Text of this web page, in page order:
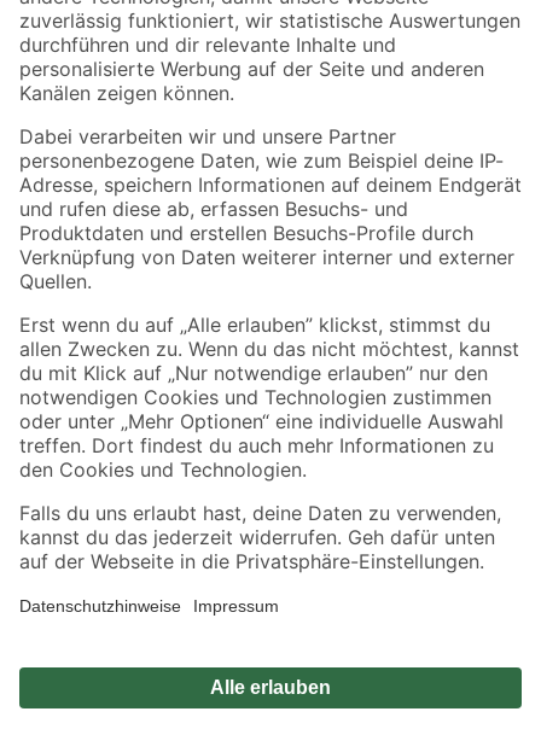
Zur Newsletter Anmeldung
Folge uns
Zahlungsarten Versandarten
Sicher einkaufen
Jetzt die toom-App herunterladen
Alle Preisangaben in EUR inkl. gesetzl. MwSt.. Die dargestellten Angebote sind unter
Umständen nicht in allen Märkten verfügbar. Die angegebenen Verfügbarkeiten beziehen
Produkte nur solange der Vorrat reicht.
*Paketversand ab 59 € versandkostenfrei, gilt nicht für Artikel mit Speditionsversand, hier
Privatsphäre Impressum
Nutzungsbedingungen
Widerrufsrecht Vertrag widerrufen